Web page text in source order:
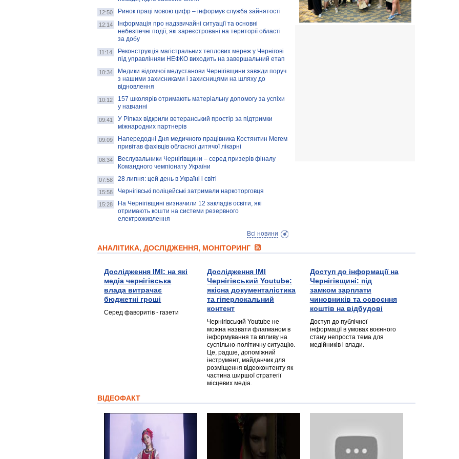
12:50 Ринок праці мовою цифр – інформує служба зайнятості
12:14
Інформація про надзвичайні ситуації та основні
небезпечні події, які зареєстровані на території області
за добу
11:14
Реконструкція магістральних теплових мереж у Чернігові
під управлінням НЕФКО виходить на завершальний етап
10:34
Медики відомчої медустанови Чернігівщини завжди поруч
з нашими захисниками і захисницями на шляху до
відновлення
10:12
157 школярів отримають матеріальну допомогу за успіхи
у навчанні
09:41
У Ріпках відкрили ветеранський простір за підтримки
міжнародних партнерів
09:09
Напередодні Дня медичного працівника Костянтин Мегем
привітав фахівців обласної дитячої лікарні
08:34
Веслувальники Чернігівщини – серед призерів фіналу
Командного чемпіонату України
07:58 28 липня: цей день в Україні і світі
15:58 Чернігівські поліцейські затримали наркоторговця
15:28
На Чернігівщині визначили 12 закладів освіти, які
отримають кошти на системи резервного
електроживлення
Всі новини
АНАЛІТИКА, ДОСЛІДЖЕННЯ, МОНІТОРИНГ
Дослідження ІМІ: на які
медіа чернігівська
влада витрачає
бюджетні гроші
Серед фаворитів - газети
Дослідження ІМІ
Чернігівський Youtube:
якісна документалістика
та гіперлокальний
контент
Чернігівський Youtube не
можна назвати флагманом в
інформування та впливу на
суспільно-політичну ситуацію.
Це, радше, допоміжний
інструмент, майданчик для
розміщення відеоконтенту як
частина ширшої стратегії
місцевих медіа.
Доступ до інформації на
Чернігівщині: під
замком зарплати
чиновників та освоєння
коштів на відбудові
Доступ до публічної
інформації в умовах воєнного
стану непроста тема для
медійників і влади.
ВІДЕОФАКТ